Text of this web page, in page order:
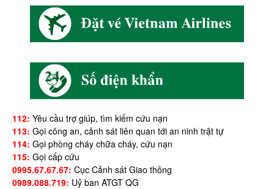
112: Yêu cầu trợ giúp, tìm kiếm cứu nạn
113: Gọi công an, cảnh sát liên quan tới an ninh trật tự
114: Gọi phòng cháy chữa cháy, cứu nạn
115: Gọi cấp cứu
0995.67.67.67: Cục Cảnh sát Giao thông
0989.088.719: Uỷ ban ATGT QG